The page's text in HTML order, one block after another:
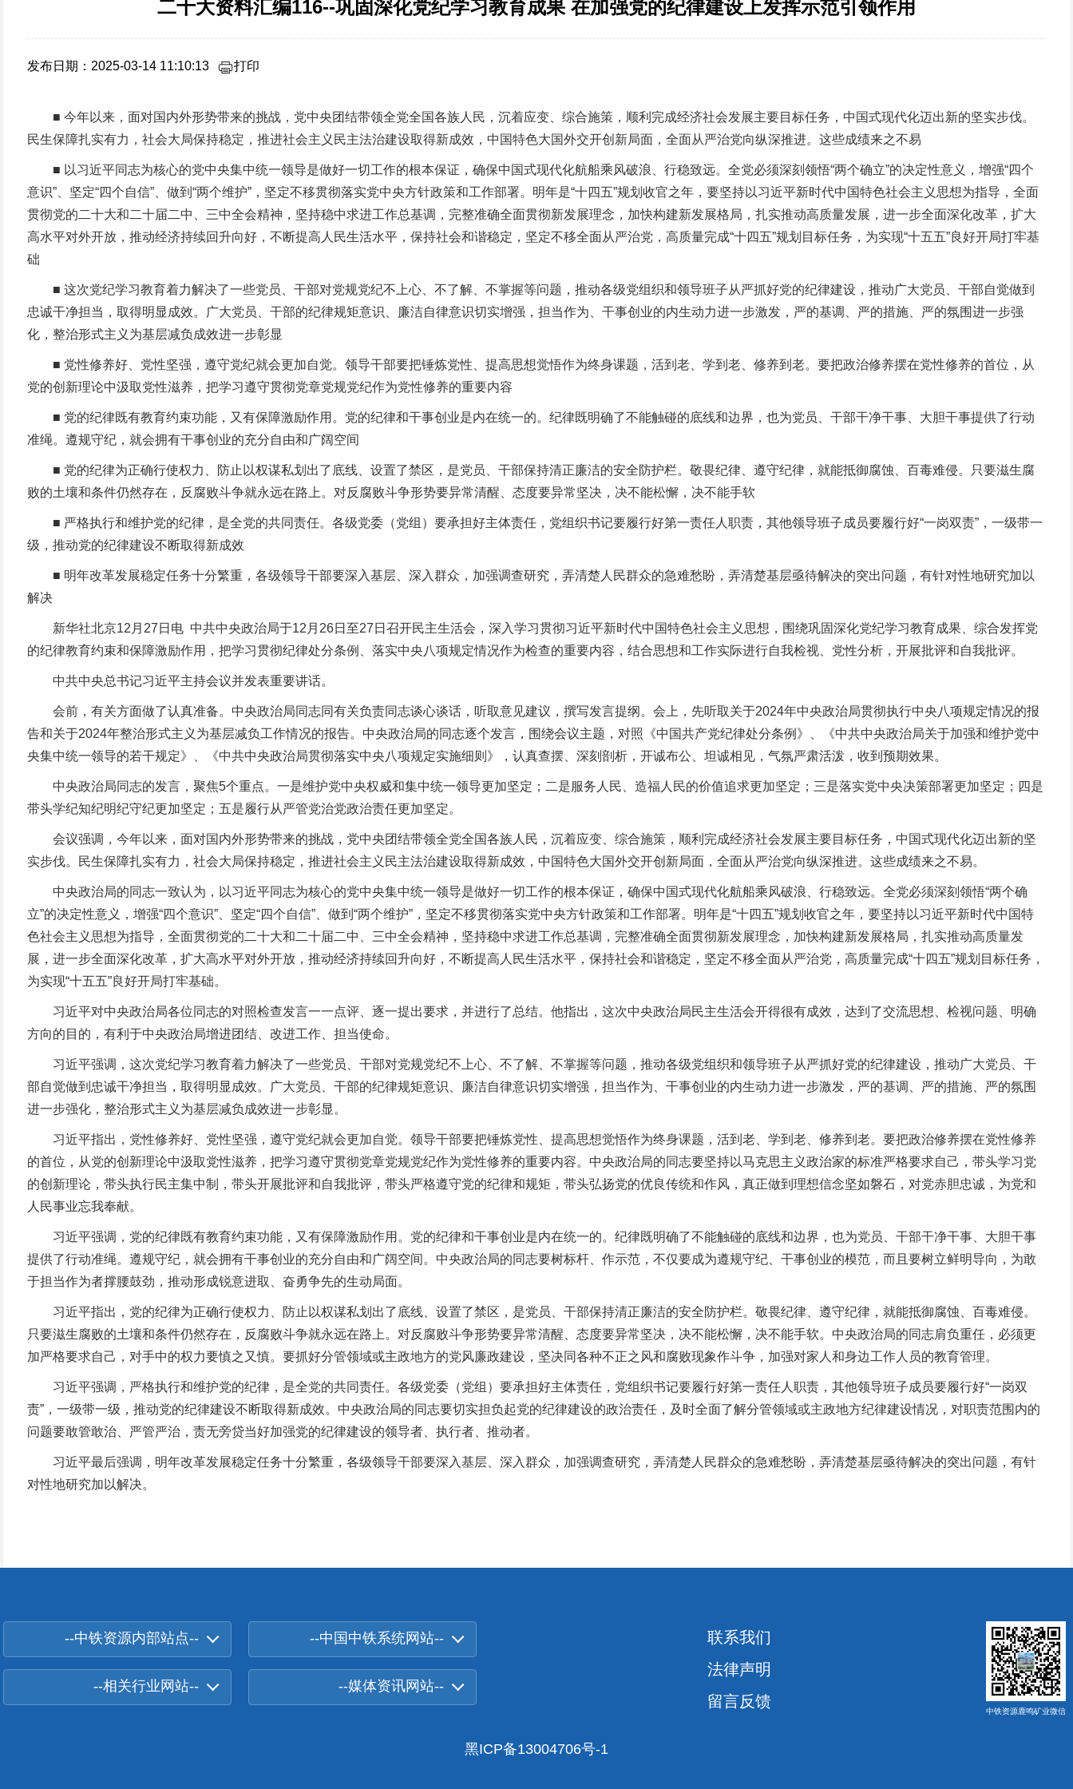
二十大资料汇编116--巩固深化党纪学习教育成果 在加强党的纪律建设上发挥示范引领作用
发布日期：2025-03-14 11:10:13 打印
■ 今年以来，面对国内外形势带来的挑战，党中央团结带领全党全国各族人民，沉着应变、综合施策，顺利完成经济社会发展主要目标任务，中国式现代化迈出新的坚实步伐。
民生保障扎实有力，社会大局保持稳定，推进社会主义民主法治建设取得新成效，中国特色大国外交开创新局面，全面从严治党向纵深推进。这些成绩来之不易
■ 以习近平同志为核心的党中央集中统一领导是做好一切工作的根本保证，确保中国式现代化航船乘风破浪、行稳致远。全党必须深刻领悟“两个确立”的决定性意义，增强“四个
意识”、坚定“四个自信”、做到“两个维护”，坚定不移贯彻落实党中央方针政策和工作部署。明年是“十四五”规划收官之年，要坚持以习近平新时代中国特色社会主义思想为指导，全面
贯彻党的二十大和二十届二中、三中全会精神，坚持稳中求进工作总基调，完整准确全面贯彻新发展理念，加快构建新发展格局，扎实推动高质量发展，进一步全面深化改革，扩大
高水平对外开放，推动经济持续回升向好，不断提高人民生活水平，保持社会和谐稳定，坚定不移全面从严治党，高质量完成“十四五”规划目标任务，为实现“十五五”良好开局打牢基
础
■ 这次党纪学习教育着力解决了一些党员、干部对党规党纪不上心、不了解、不掌握等问题，推动各级党组织和领导班子从严抓好党的纪律建设，推动广大党员、干部自觉做到
忠诚干净担当，取得明显成效。广大党员、干部的纪律规矩意识、廉洁自律意识切实增强，担当作为、干事创业的内生动力进一步激发，严的基调、严的措施、严的氛围进一步强
化，整治形式主义为基层减负成效进一步彰显
■ 党性修养好、党性坚强，遵守党纪就会更加自觉。领导干部要把锤炼党性、提高思想觉悟作为终身课题，活到老、学到老、修养到老。要把政治修养摆在党性修养的首位，从
党的创新理论中汲取党性滋养，把学习遵守贯彻党章党规党纪作为党性修养的重要内容
■ 党的纪律既有教育约束功能，又有保障激励作用。党的纪律和干事创业是内在统一的。纪律既明确了不能触碰的底线和边界，也为党员、干部干净干事、大胆干事提供了行动
准绳。遵规守纪，就会拥有干事创业的充分自由和广阔空间
■ 党的纪律为正确行使权力、防止以权谋私划出了底线、设置了禁区，是党员、干部保持清正廉洁的安全防护栏。敬畏纪律、遵守纪律，就能抵御腐蚀、百毒难侵。只要滋生腐
败的土壤和条件仍然存在，反腐败斗争就永远在路上。对反腐败斗争形势要异常清醒、态度要异常坚决，决不能松懈，决不能手软
■ 严格执行和维护党的纪律，是全党的共同责任。各级党委（党组）要承担好主体责任，党组织书记要履行好第一责任人职责，其他领导班子成员要履行好“一岗双责”，一级带一
级，推动党的纪律建设不断取得新成效
■ 明年改革发展稳定任务十分繁重，各级领导干部要深入基层、深入群众，加强调查研究，弄清楚人民群众的急难愁盼，弄清楚基层亟待解决的突出问题，有针对性地研究加以
解决
新华社北京12月27日电 中共中央政治局于12月26日至27日召开民主生活会，深入学习贯彻习近平新时代中国特色社会主义思想，围绕巩固深化党纪学习教育成果、综合发挥党
的纪律教育约束和保障激励作用，把学习贯彻纪律处分条例、落实中央八项规定情况作为检查的重要内容，结合思想和工作实际进行自我检视、党性分析，开展批评和自我批评。
中共中央总书记习近平主持会议并发表重要讲话。
会前，有关方面做了认真准备。中央政治局同志同有关负责同志谈心谈话，听取意见建议，撰写发言提纲。会上，先听取关于2024年中央政治局贯彻执行中央八项规定情况的报
告和关于2024年整治形式主义为基层减负工作情况的报告。中央政治局的同志逐个发言，围绕会议主题，对照《中国共产党纪律处分条例》、《中共中央政治局关于加强和维护党中
央集中统一领导的若干规定》、《中共中央政治局贯彻落实中央八项规定实施细则》，认真查摆、深刻剖析，开诚布公、坦诚相见，气氛严肃活泼，收到预期效果。
中央政治局同志的发言，聚焦5个重点。一是维护党中央权威和集中统一领导更加坚定；二是服务人民、造福人民的价值追求更加坚定；三是落实党中央决策部署更加坚定；四是
带头学纪知纪明纪守纪更加坚定；五是履行从严管党治党政治责任更加坚定。
会议强调，今年以来，面对国内外形势带来的挑战，党中央团结带领全党全国各族人民，沉着应变、综合施策，顺利完成经济社会发展主要目标任务，中国式现代化迈出新的坚
实步伐。民生保障扎实有力，社会大局保持稳定，推进社会主义民主法治建设取得新成效，中国特色大国外交开创新局面，全面从严治党向纵深推进。这些成绩来之不易。
中央政治局的同志一致认为，以习近平同志为核心的党中央集中统一领导是做好一切工作的根本保证，确保中国式现代化航船乘风破浪、行稳致远。全党必须深刻领悟“两个确
立”的决定性意义，增强“四个意识”、坚定“四个自信”、做到“两个维护”，坚定不移贯彻落实党中央方针政策和工作部署。明年是“十四五”规划收官之年，要坚持以习近平新时代中国特
色社会主义思想为指导，全面贯彻党的二十大和二十届二中、三中全会精神，坚持稳中求进工作总基调，完整准确全面贯彻新发展理念，加快构建新发展格局，扎实推动高质量发
展，进一步全面深化改革，扩大高水平对外开放，推动经济持续回升向好，不断提高人民生活水平，保持社会和谐稳定，坚定不移全面从严治党，高质量完成“十四五”规划目标任务，
为实现“十五五”良好开局打牢基础。
习近平对中央政治局各位同志的对照检查发言一一点评、逐一提出要求，并进行了总结。他指出，这次中央政治局民主生活会开得很有成效，达到了交流思想、检视问题、明确
方向的目的，有利于中央政治局增进团结、改进工作、担当使命。
习近平强调，这次党纪学习教育着力解决了一些党员、干部对党规党纪不上心、不了解、不掌握等问题，推动各级党组织和领导班子从严抓好党的纪律建设，推动广大党员、干
部自觉做到忠诚干净担当，取得明显成效。广大党员、干部的纪律规矩意识、廉洁自律意识切实增强，担当作为、干事创业的内生动力进一步激发，严的基调、严的措施、严的氛围
进一步强化，整治形式主义为基层减负成效进一步彰显。
习近平指出，党性修养好、党性坚强，遵守党纪就会更加自觉。领导干部要把锤炼党性、提高思想觉悟作为终身课题，活到老、学到老、修养到老。要把政治修养摆在党性修养
的首位，从党的创新理论中汲取党性滋养，把学习遵守贯彻党章党规党纪作为党性修养的重要内容。中央政治局的同志要坚持以马克思主义政治家的标准严格要求自己，带头学习党
的创新理论，带头执行民主集中制，带头开展批评和自我批评，带头严格遵守党的纪律和规矩，带头弘扬党的优良传统和作风，真正做到理想信念坚如磐石，对党赤胆忠诚，为党和
人民事业忘我奉献。
习近平强调，党的纪律既有教育约束功能，又有保障激励作用。党的纪律和干事创业是内在统一的。纪律既明确了不能触碰的底线和边界，也为党员、干部干净干事、大胆干事
提供了行动准绳。遵规守纪，就会拥有干事创业的充分自由和广阔空间。中央政治局的同志要树标杆、作示范，不仅要成为遵规守纪、干事创业的模范，而且要树立鲜明导向，为敢
于担当作为者撑腰鼓劲，推动形成锐意进取、奋勇争先的生动局面。
习近平指出，党的纪律为正确行使权力、防止以权谋私划出了底线、设置了禁区，是党员、干部保持清正廉洁的安全防护栏。敬畏纪律、遵守纪律，就能抵御腐蚀、百毒难侵。
只要滋生腐败的土壤和条件仍然存在，反腐败斗争就永远在路上。对反腐败斗争形势要异常清醒、态度要异常坚决，决不能松懈，决不能手软。中央政治局的同志肩负重任，必须更
加严格要求自己，对手中的权力要慎之又慎。要抓好分管领域或主政地方的党风廉政建设，坚决同各种不正之风和腐败现象作斗争，加强对家人和身边工作人员的教育管理。
习近平强调，严格执行和维护党的纪律，是全党的共同责任。各级党委（党组）要承担好主体责任，党组织书记要履行好第一责任人职责，其他领导班子成员要履行好“一岗双
责”，一级带一级，推动党的纪律建设不断取得新成效。中央政治局的同志要切实担负起党的纪律建设的政治责任，及时全面了解分管领域或主政地方纪律建设情况，对职责范围内的
问题要敢管敢治、严管严治，责无旁贷当好加强党的纪律建设的领导者、执行者、推动者。
习近平最后强调，明年改革发展稳定任务十分繁重，各级领导干部要深入基层、深入群众，加强调查研究，弄清楚人民群众的急难愁盼，弄清楚基层亟待解决的突出问题，有针
对性地研究加以解决。
--中铁资源内部站点-- --中国中铁系统网站--
--相关行业网站-- --媒体资讯网站--
联系我们
法律声明
留言反馈
中铁资源鹿鸣矿业微信
黑ICP备13004706号-1